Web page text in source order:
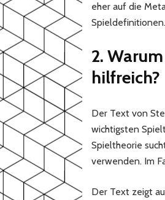
eher auf die
Spieldefinitionen.
2.
hilfreich?
Der Text von
wichtigsten
Spieltheorie
verwenden. Im
Der Text zeigt